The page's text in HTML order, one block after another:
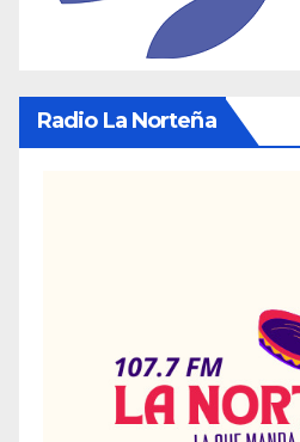
Radio La Norteña